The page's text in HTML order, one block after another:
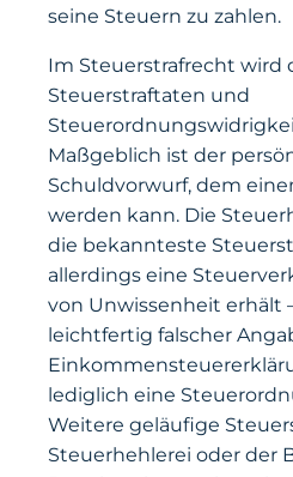
seine Steuern zu zahlen.
Im Steuerstrafrecht wird
Steuerstraftaten und
Maßgeblich ist der
Schuldvorwurf, dem
werden kann. Die
die bekannteste
allerdings eine
von Unwissenheit erhält
leichtfertig falscher
lediglich eine
Weitere geläufige
Steuerhehlerei oder der